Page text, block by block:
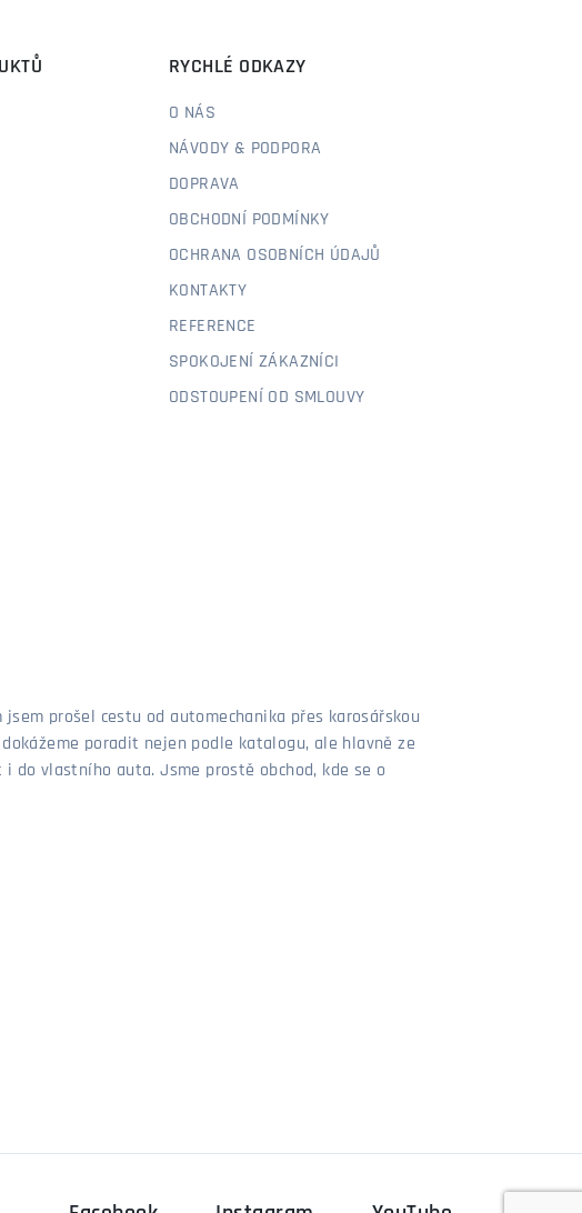
RYCHLÉ ODKAZY
O NÁS
NÁVODY & PODPORA
DOPRAVA
OBCHODNÍ PODMÍNKY
OCHRANA OSOBNÍCH ÚDAJŮ
KONTAKTY
REFERENCE
SPOKOJENÍ ZÁKAZNÍCI
ODSTOUPENÍ OD SMLOUVY
prošel cestu od automechanika přes karosářskou
poradit nejen podle katalogu, ale hlavně ze
do vlastního auta. Jsme prostě obchod, kde se o